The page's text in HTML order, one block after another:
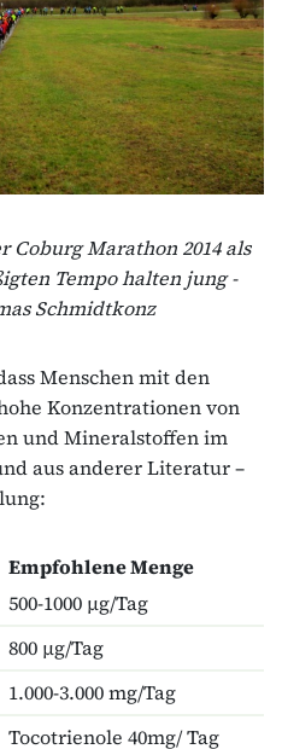
Marathon 2014 als
Tempo halten jung -
Schmidtkonz
Menschen mit den
Konzentrationen von
und Mineralstoffen im
aus anderer Literatur –
Empfohlene Menge
500-1000 µg/Tag
800 µg/Tag
1.000-3.000 mg/Tag
Tocotrienole 40mg/ Tag